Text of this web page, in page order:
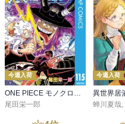
今週入荷
ONE PIECE モノクロ版 115
尾田栄一郎
今週入荷
蝉川夏哉,